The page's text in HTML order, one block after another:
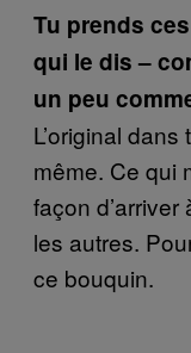
Tu prends
qui le dis –
un peu
L’original
même. Ce qui
façon
les autres.
ce bouquin.